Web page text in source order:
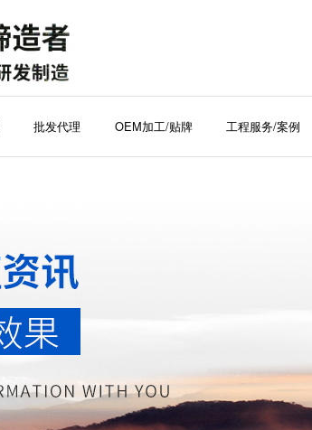
批发代理 OEM加工/贴牌 工程服务/案例